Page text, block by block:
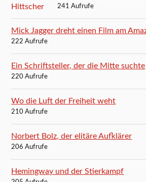
241 Aufrufe
Mick Jagger dreht einen Film am
222 Aufrufe
Ein Schriftsteller, der die Mitte suchte
220 Aufrufe
Wo die Luft der Freiheit weht
210 Aufrufe
Norbert Bolz, der elitäre Aufklärer
206 Aufrufe
Hemingway und der Stierkampf